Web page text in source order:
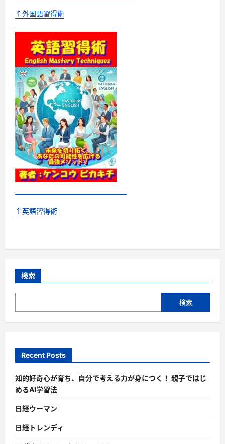
読
↑外国語習得術
↑英語習得術
検索
検索
Recent Posts
知的好奇心が育ち、自分で考える力が身につく！ 親子ではじ
めるAI学習法
日経ウーマン
日経トレンディ